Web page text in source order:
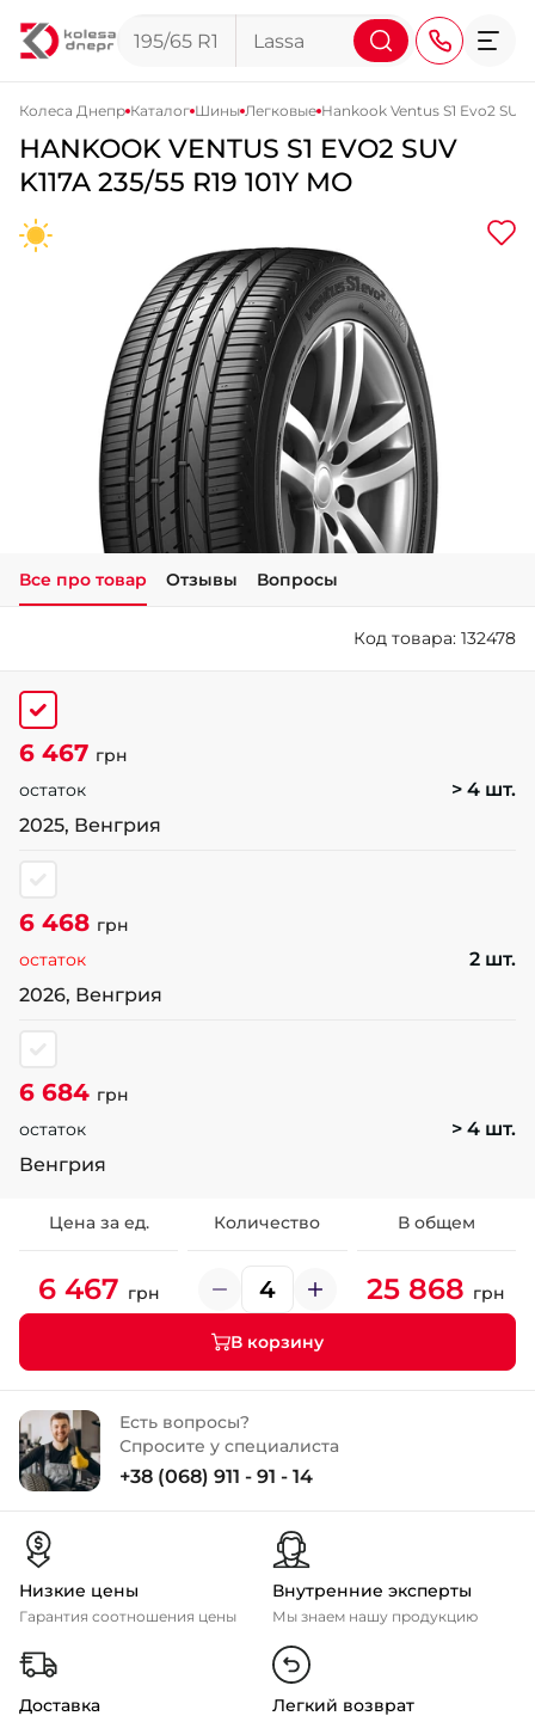
+38 (068) 911-911-4
+38 (067) 113-44-44
+38 (095) 276-44-44
+38 (067) 911-14-14
- на Щепкина
+38 (098) 911-911-0
- на Тополе
+38 (098) 911-911-4
- на Калиновой
+38 (077) 7-184-184
- Донецкое шоссе
+38 (050)-911-911-2
+38 (099)-643-33-77
Колеса Днепр Каталог Шины Легковые Hankook Ventus S1 Evo2 SUV
HANKOOK VENTUS S1 EVO2 SUV
K117A 235/55 R19 101Y MO
Все про товар Отзывы Вопросы
Код товара: 132478
6 467 грн
остаток
> 4 шт.
2025, Венгрия
6 468 грн
остаток
2 шт.
2026, Венгрия
6 684 грн
остаток
> 4 шт.
Венгрия
Цена за ед. Количество В общем
6 467 грн 25 868 грн
В корзину
Есть вопросы?
Спросите у специалиста
+38 (068) 911 - 91 - 14
Низкие цены
Гарантия соотношения цены
Внутренние эксперты
Мы знаем нашу продукцию
Доставка Легкий возврат